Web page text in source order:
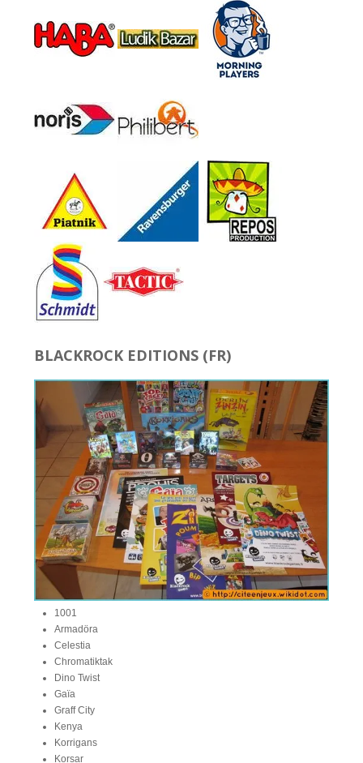
BLACKROCK EDITIONS (FR)
1001
Armadöra
Celestia
Chromatiktak
Dino Twist
Gaïa
Graff City
Kenya
Korrigans
Korsar